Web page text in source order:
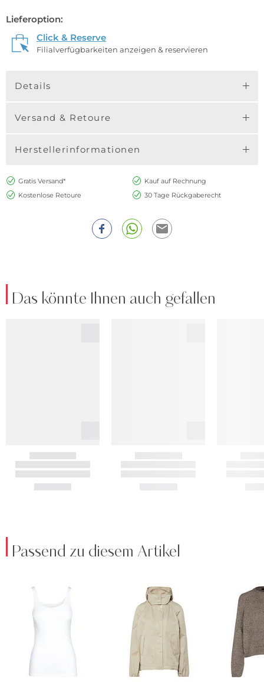
Lieferoption:
Click & Reserve
Filialverfügbarkeiten anzeigen & reservieren
Details
Versand & Retoure
Herstellerinformationen
Gratis Versand*
Kauf auf Rechnung
Kostenlose Retoure
30 Tage Rückgaberecht
Das könnte Ihnen auch gefallen
Passend zu diesem Artikel